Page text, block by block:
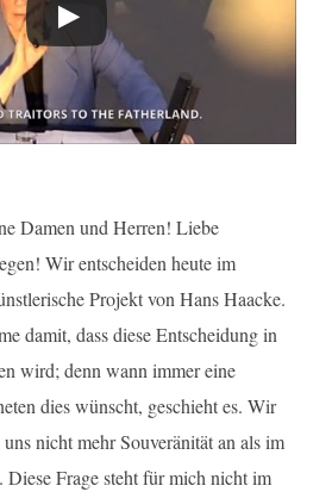
Damen und Herren! Liebe
Wir entscheiden heute im
Projekt von Hans Haacke.
damit, dass diese Entscheidung in
wird; denn wann immer eine
dies wünscht, geschieht es. Wir
nicht mehr Souveränität an als im
Diese Frage steht für mich nicht im